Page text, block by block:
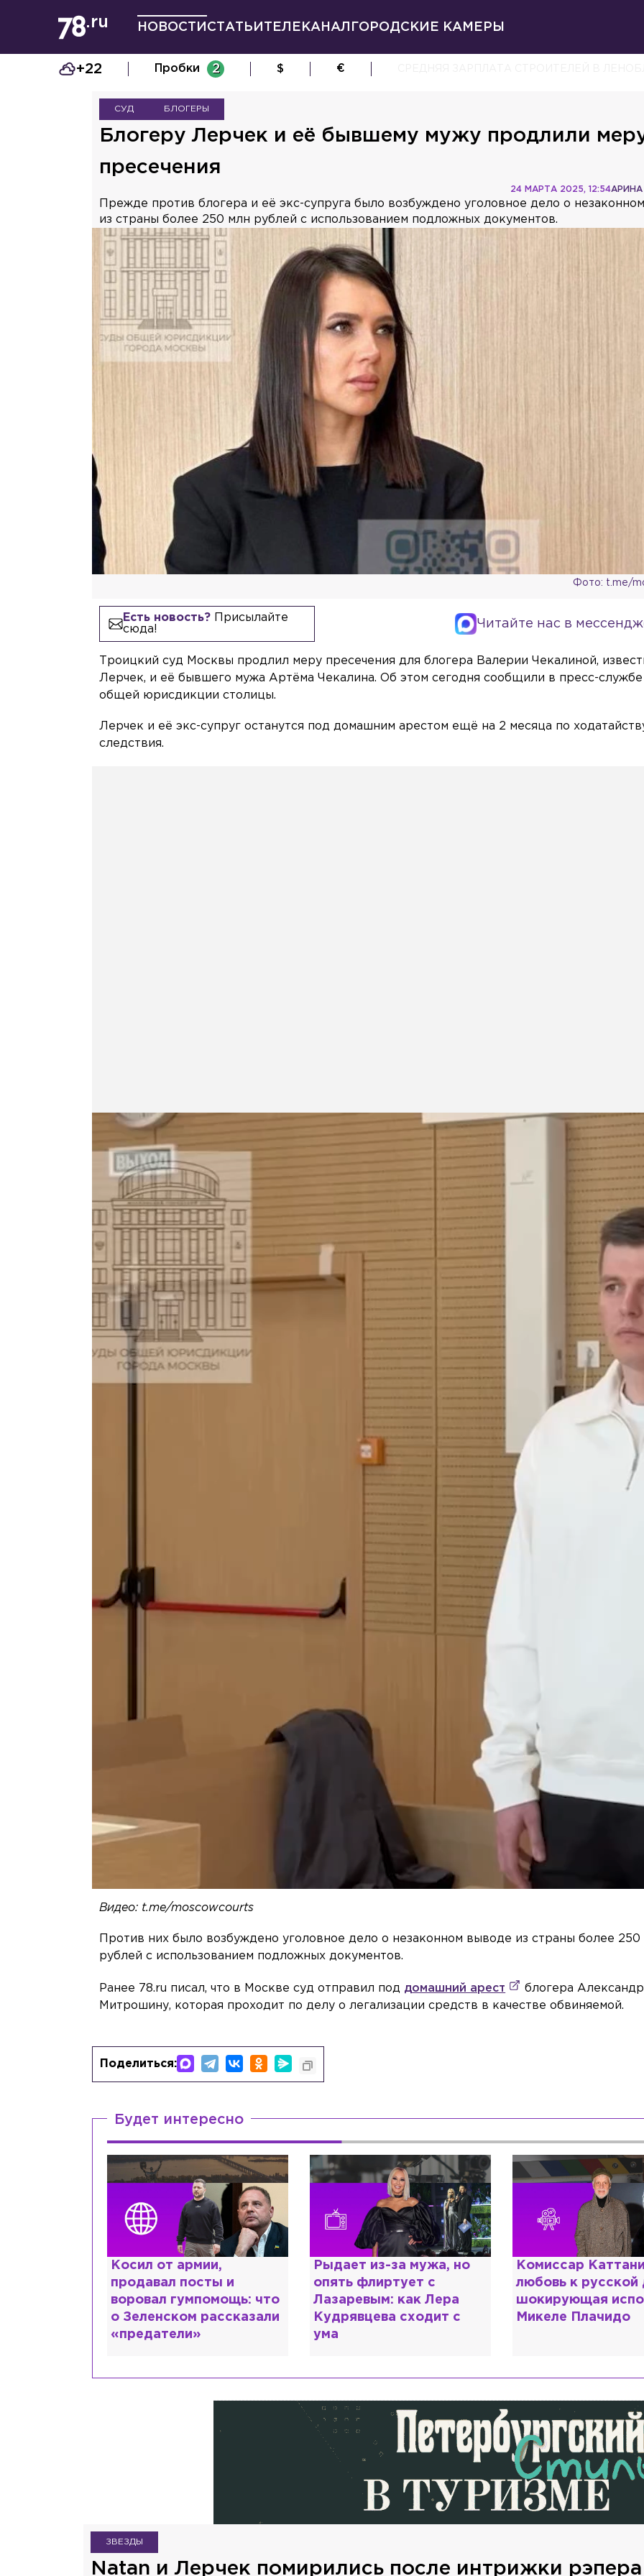
НОВОСТИ СТАТЬИ ТЕЛЕКАНАЛ ГОРОДСКИЕ КАМЕРЫ
+22 Пробки 2 $ €
СУД БЛОГЕРЫ
Блогеру Лерчек и её бывшему мужу продлили
пресечения
24 МАРТА 2025, 12:54
Прежде против блогера и её экс-супруга было возбуждено уголовное дело о
из страны более 250 млн рублей с использованием подложных документов.
Фото: t.me/
Есть новость?Присылайте
сюда!
Читайте нас в
Троицкий суд Москвы продлил меру пресечения для блогера Валерии Чекалиной,
Лерчек, и её бывшего мужа Артёма Чекалина. Об этом сегодня сообщили в пресс-службе
общей юрисдикции столицы.
Лерчек и её экс-супруг останутся под домашним арестом ещё на 2 месяца по
следствия.
Видео: t.me/moscowcourts
Против них было возбуждено уголовное дело о незаконном выводе из страны более 250
рублей с использованием подложных документов.
Ранее 78.ru писал, что в Москве суд отправил под домашний арест
блогера
Митрошину, которая проходит по делу о легализации средств в качестве обвиняемой.
Поделиться:
Будет интересно
Косил от армии,
продавал посты и
воровал гумпомощь: что
о Зеленском рассказали
«предатели»
Рыдает из-за мужа, но
опять флиртует с
Лазаревым: как Лера
Кудрявцева сходит с
ума
Комиссар
любовь к русской
шокирующая
Микеле Плачидо
ЗВЕЗДЫ
Natan и Лерчек помирились после интрижки рэпера